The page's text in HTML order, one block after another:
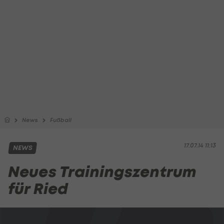
News Fußball
17.07.14 11:13
NEWS
Neues Trainingszentrum
für Ried